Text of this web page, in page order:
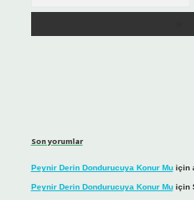
Son yorumlar
Peynir Derin Dondurucuya Konur Muiçin
Peynir Derin Dondurucuya Konur Muiçin